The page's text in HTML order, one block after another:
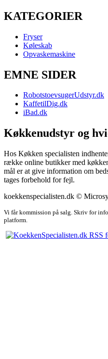
KATEGORIER
Fryser
Køleskab
Opvaskemaskine
EMNE SIDER
RobotstoevsugerUdstyr.dk
KaffetilDig.dk
iBad.dk
Køkkenudstyr og
Hos Køkken specialisten
række online butikker med
mål er at give information om
tages forbehold for fejl.
koekkenspecialisten.dk ©
Vi får kommission på salg. Skriv for
platform.